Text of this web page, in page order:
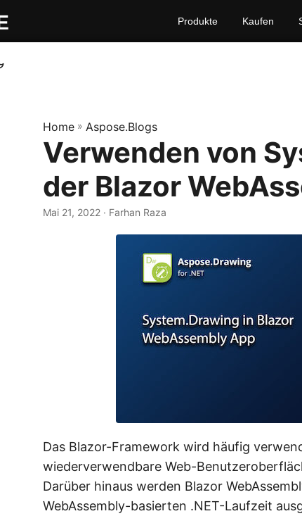
Produkte Kaufen
Home » Aspose.Blogs
Verwenden von
der Blazor
Mai 21, 2022 · Farhan Raza
Das Blazor-Framework wird häufig
wiederverwendbare Web-
Darüber hinaus werden Blazor
WebAssembly-basierten .NET-Laufzeit